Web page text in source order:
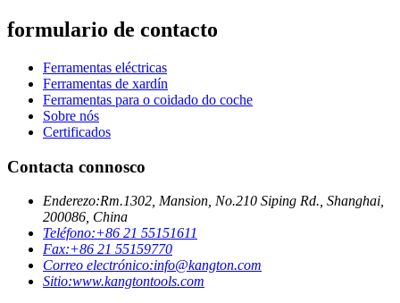
formulario de contacto
Ferramentas eléctricas
Ferramentas de xardín
Ferramentas para o coidado do coche
Sobre nós
Certificados
Contacta connosco
Enderezo:Rm.1302, Mansion, No.210 Siping Rd., Shanghai,
200086, China
Teléfono:+86 21 55151611
Fax:+86 21 55159770
Correo electrónico:info@kangton.com
Sitio:www.kangtontools.com